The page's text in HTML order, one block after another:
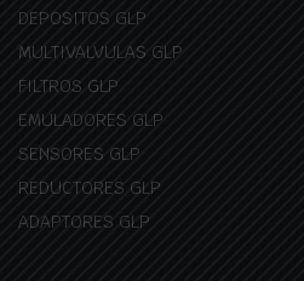
DEPOSITOS GLP
MULTIVALVULAS GLP
FILTROS GLP
EMULADORES GLP
SENSORES GLP
REDUCTORES GLP
ADAPTORES GLP